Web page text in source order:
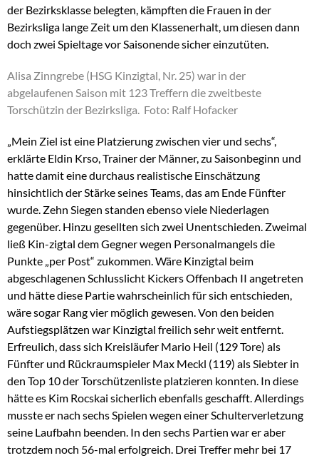
der Bezirksklasse belegten, kämpften die Frauen in der
Bezirksliga lange Zeit um den Klassenerhalt, um diesen dann
doch zwei Spieltage vor Saisonende sicher einzutüten.
Alisa Zinngrebe (HSG Kinzigtal, Nr. 25) war in der
abgelaufenen Saison mit 123 Treffern die zweitbeste
Torschützin der Bezirksliga. Foto: Ralf Hofacker
„Mein Ziel ist eine Platzierung zwischen vier und sechs“,
erklärte Eldin Krso, Trainer der Männer, zu Saisonbeginn und
hatte damit eine durchaus realistische Einschätzung
hinsichtlich der Stärke seines Teams, das am Ende Fünfter
wurde. Zehn Siegen standen ebenso viele Niederlagen
gegenüber. Hinzu gesellten sich zwei Unentschieden. Zweimal
ließ Kin-zigtal dem Gegner wegen Personalmangels die
Punkte „per Post“ zukommen. Wäre Kinzigtal beim
abgeschlagenen Schlusslicht Kickers Offenbach II angetreten
und hätte diese Partie wahrscheinlich für sich entschieden,
wäre sogar Rang vier möglich gewesen. Von den beiden
Aufstiegsplätzen war Kinzigtal freilich sehr weit entfernt.
Erfreulich, dass sich Kreisläufer Mario Heil (129 Tore) als
Fünfter und Rückraumspieler Max Meckl (119) als Siebter in
den Top 10 der Torschützenliste platzieren konnten. In diese
hätte es Kim Rocskai sicherlich ebenfalls geschafft. Allerdings
musste er nach sechs Spielen wegen einer Schulterverletzung
seine Laufbahn beenden. In den sechs Partien war er aber
trotzdem noch 56-mal erfolgreich. Drei Treffer mehr bei 17